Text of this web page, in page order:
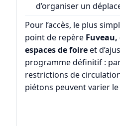
d’organiser un
Pour l’accès, le plus
point de repère
espaces de foireet
programme définitif :
restrictions de
piétons peuvent varier le